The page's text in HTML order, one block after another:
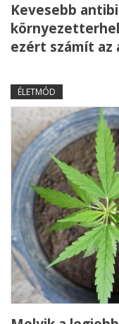
Kevesebb
ezért számít az
ÉLETMÓD